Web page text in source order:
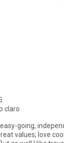
claro
going,
values; love